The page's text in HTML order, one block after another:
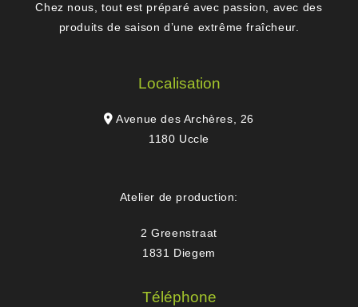
Chez nous, tout est préparé avec passion, avec des
produits de saison d’une extrême fraîcheur.
Localisation
Avenue des Archères, 26
1180 Uccle
Atelier de production:
2 Greenstraat
1831 Diegem
Téléphone